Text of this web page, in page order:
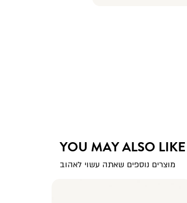
YOU MAY ALSO LIKE
מוצרים נוספים שאתה עשוי לאהוב